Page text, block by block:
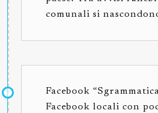
comunali si
Facebook
Facebook locali con